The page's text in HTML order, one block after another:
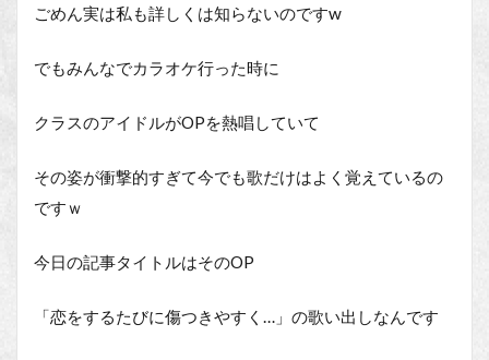
ごめん実は私も詳しくは知らないのですw
でもみんなでカラオケ行った時に
クラスのアイドルがOPを熱唱していて
その姿が衝撃的すぎて今でも歌だけはよく覚えているの
ですｗ
今日の記事タイトルはそのOP
「恋をするたびに傷つきやすく…」の歌い出しなんです